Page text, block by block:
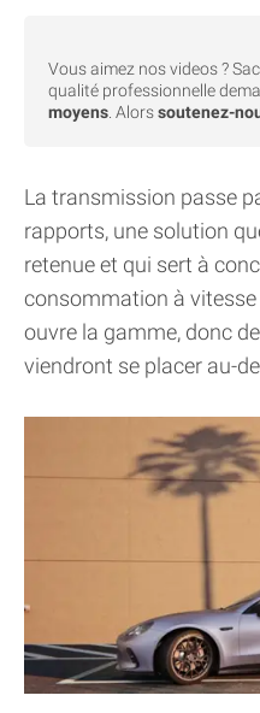
Vous aimez nos videos ?
qualité professionnelle
moyens . Alorssoutenez-
La transmission passe
rapports, une solution
retenue et qui sert à
consommation à vitesse
ouvre la gamme, donc
viendront se placer au-